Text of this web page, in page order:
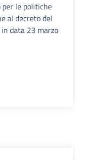
le politiche
al decreto del
data 23 marzo